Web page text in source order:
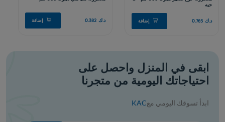
معكرونة
ابقى في المنزل واحصل على
احتياجاتك اليومية من متجرنا
ابدأ تسوقك اليومي معKAC